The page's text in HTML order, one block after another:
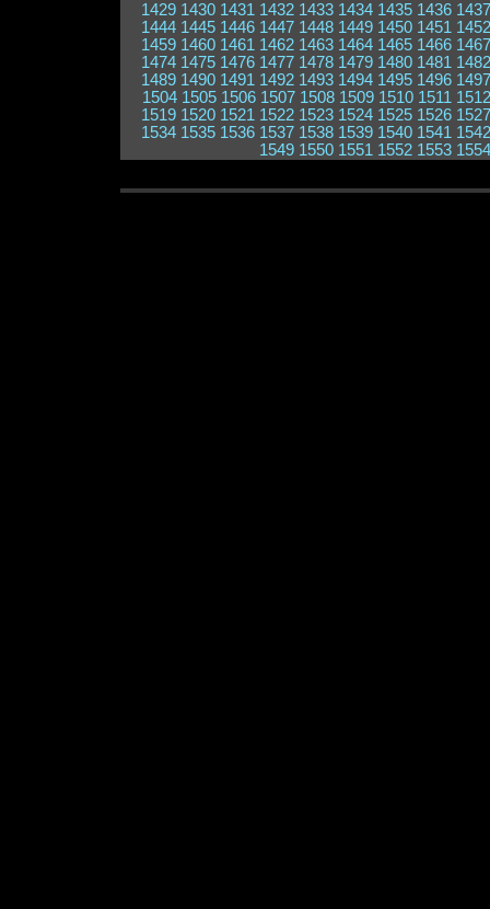
1429 1430 1431 1432 1433 1434 1435 1436 1437
1444 1445 1446 1447 1448 1449 1450 1451 1452
1459 1460 1461 1462 1463 1464 1465 1466 1467
1474 1475 1476 1477 1478 1479 1480 1481 1482
1489 1490 1491 1492 1493 1494 1495 1496 1497
1504 1505 1506 1507 1508 1509 1510 1511 1512
1519 1520 1521 1522 1523 1524 1525 1526 1527
1534 1535 1536 1537 1538 1539 1540 1541 1542
1549 1550 1551 1552 1553 1554